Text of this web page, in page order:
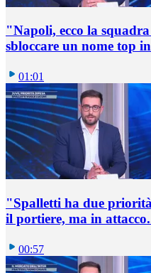
"Napoli, ecco la
sbloccare un nome top
01:01
"Spalletti ha due
il portiere, ma in
00:57